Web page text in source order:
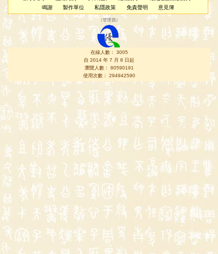
鳴謝
製作單位 私隱政策 免責聲明 意見簿
（管理員 ）
在線人數： 3005
自 2014 年 7 月 8 日起
瀏覽人數： 80590191
使用次數： 294942590